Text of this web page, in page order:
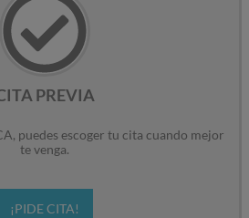
PREVIA
puedes escoger tu cita cuando mejor
te venga.
¡PIDE CITA!